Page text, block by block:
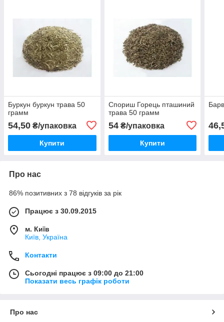
Буркун буркун трава 50
грамм
54,50 ₴/упаковка
Купити
Спориш Горець пташиний
трава 50 грамм
54₴/упаковка
Купити
Про нас
86% позитивних з 78 відгуків за рік
Працює з 30.09.2015
м. Київ
Київ, Україна
Контакти
Сьогодні працює з 09:00 до 21:00
Показати весь графік роботи
Про нас